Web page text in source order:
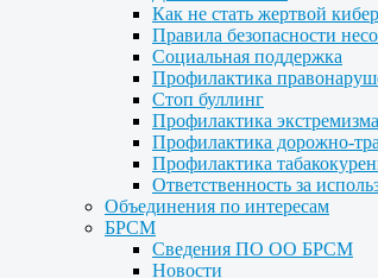
Как не стать жертвой
Правила безопасности
Социальная поддержка
Профилактика
Стоп буллинг
Профилактика
Профилактика дорожно-
Профилактика
Ответственность за
Объединения по интересам
БРСМ
Сведения ПО ОО БРСМ
Новости